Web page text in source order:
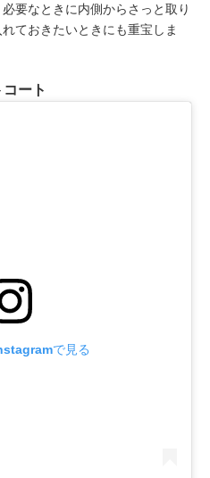
要なときに内側からさっと取り
ておきたいときにも重宝しま
ート
で見る